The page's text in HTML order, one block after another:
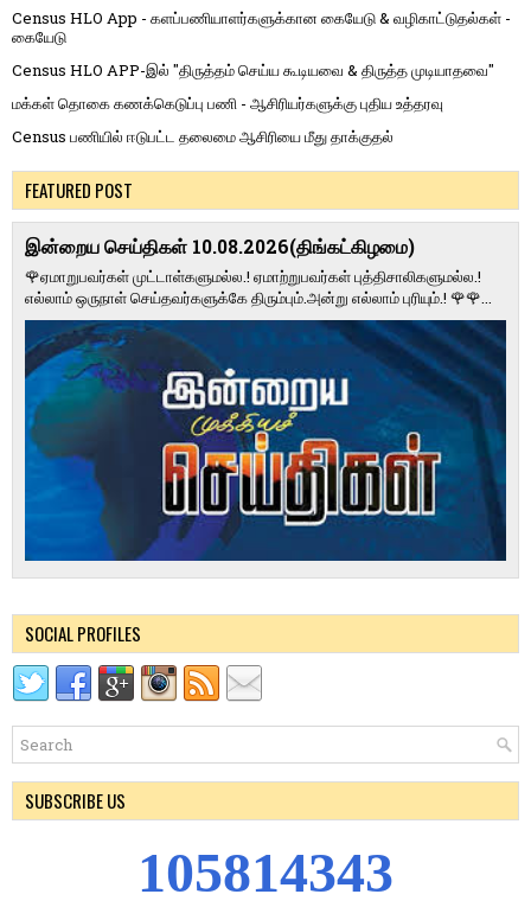
Census HLO App - களப்பணியாளர்களுக்கான கையேடு & வழிகாட்டுதல்கள் -
கையேடு
Census HLO APP-இல் "திருத்தம் செய்ய கூடியவை & திருத்த முடியாதவை"
மக்கள் தொகை கணக்கெடுப்பு பணி - ஆசிரியர்களுக்கு புதிய உத்தரவு
Census பணியில் ஈடுபட்ட தலைமை ஆசிரியை மீது தாக்குதல்
FEATURED POST
இன்றைய செய்திகள் 10.08.2026(திங்கட்கிழமை)
🌹ஏமாறுபவர்கள் முட்டாள்களுமல்ல.! ஏமாற்றுபவர்கள் புத்திசாலிகளுமல்ல.!
எல்லாம் ஒருநாள் செய்தவர்களுக்கே திரும்பும்.அன்று எல்லாம் புரியும்.! 🌹🌹...
SOCIAL PROFILES
SUBSCRIBE US
105814343